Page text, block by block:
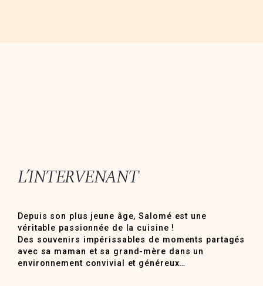
L’INTERVENANT
Depuis son plus jeune âge, Salomé est une
véritable passionnée de la cuisine !
Des souvenirs impérissables de moments partagés
avec sa maman et sa grand-mère dans un
environnement convivial et généreux…